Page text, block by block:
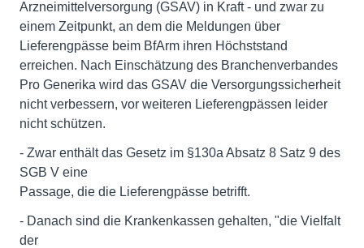
Arzneimittelversorgung (GSAV) in Kraft - und zwar zu
einem Zeitpunkt, an dem die Meldungen über
Lieferengpässe beim BfArm ihren Höchststand
erreichen. Nach Einschätzung des Branchenverbandes
Pro Generika wird das GSAV die Versorgungssicherheit
nicht verbessern, vor weiteren Lieferengpässen leider
nicht schützen.
- Zwar enthält das Gesetz im §130a Absatz 8 Satz 9 des
SGB V eine
Passage, die die Lieferengpässe betrifft.
- Danach sind die Krankenkassen gehalten, "die Vielfalt
der